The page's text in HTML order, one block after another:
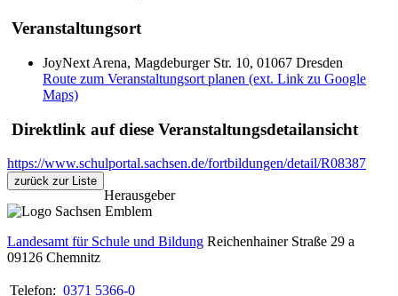
Veranstaltungsort
JoyNext Arena, Magdeburger Str. 10, 01067 Dresden
Route zum Veranstaltungsort planen (ext. Link zu Google
Maps)
Direktlink auf diese Veranstaltungsdetailansicht
https://www.schulportal.sachsen.de/fortbildungen/detail/R08387
zurück zur Liste
Herausgeber
Landesamt für Schule und Bildung Reichenhainer Straße 29 a
09126 Chemnitz
Telefon: 0371 5366-0